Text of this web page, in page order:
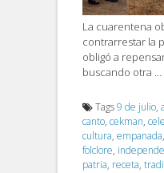
La cuarentena
contrarrestar la
obligó a
buscando otra …
Tags9 de julio,
canto, cekman,
cultura, empanada,
folclore,
patria, receta,